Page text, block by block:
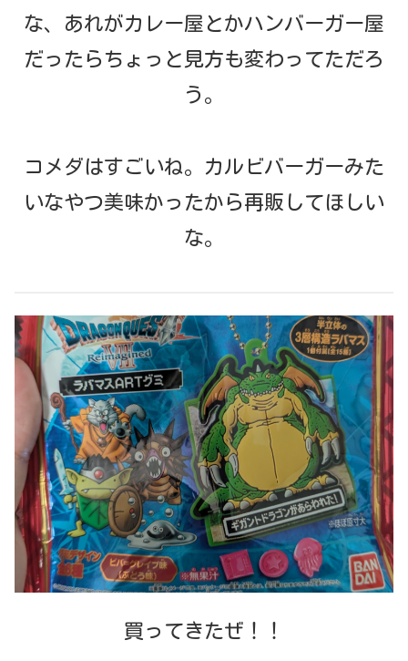
な、あれがカレー屋とかハンバーガー屋
だったらちょっと見方も変わってただろ
う。
コメダはすごいね。カルビバーガーみた
いなやつ美味かったから再販してほしい
な。
買ってきたぜ！！